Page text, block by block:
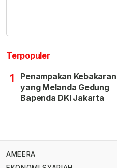
Terpopuler
1
Penampakan Kebakaran
yang Melanda Gedung
Bapenda DKI Jakarta
AMEERA